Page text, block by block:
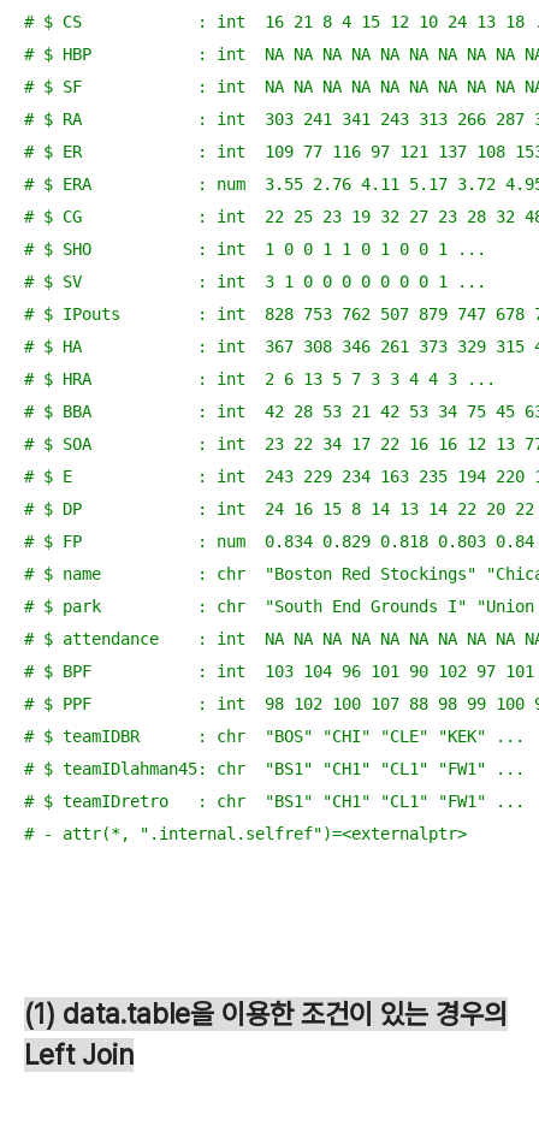
# $ CS            : int  16 21 8 4 15 12 10 24 13
# $ HBP           : int  NA NA NA NA NA NA NA NA NA
# $ SF            : int  NA NA NA NA NA NA NA NA NA
# $ RA            : int  303 241 341 243 313 266 287
# $ ER            : int  109 77 116 97 121 137 108
# $ ERA           : num  3.55 2.76 4.11 5.17 3.72
# $ CG            : int  22 25 23 19 32 27 23 28 32
# $ SHO           : int  1 0 0 1 1 0 1 0 0 1 ...
# $ SV            : int  3 1 0 0 0 0 0 0 0 1 ...
# $ IPouts        : int  828 753 762 507 879 747 678
# $ HA            : int  367 308 346 261 373 329 315
# $ HRA           : int  2 6 13 5 7 3 3 4 4 3 ...
# $ BBA           : int  42 28 53 21 42 53 34 75 45
# $ SOA           : int  23 22 34 17 22 16 16 12 13
# $ E             : int  243 229 234 163 235 194 220
# $ DP            : int  24 16 15 8 14 13 14 22 20
# $ FP            : num  0.834 0.829 0.818 0.803
# $ name          : chr  "Boston Red Stockings"
# $ park          : chr  "South End Grounds I" "Union
# $ attendance    : int  NA NA NA NA NA NA NA NA NA
# $ BPF           : int  103 104 96 101 90 102 97
# $ PPF           : int  98 102 100 107 88 98 99 100
# $ teamIDBR      : chr  "BOS" "CHI" "CLE" "KEK" ...
# $ teamIDlahman45: chr  "BS1" "CH1" "CL1" "FW1" ...
# $ teamIDretro   : chr  "BS1" "CH1" "CL1" "FW1" ...
# - attr(*, ".internal.selfref")=<externalptr>
(1) data.table을 이용한 조건이 있는 경우의
Left Join